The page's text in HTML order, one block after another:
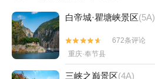
白帝城·瞿塘峡景区(5A)


672条评论
重庆·奉节县
三峡之巅景区(4A)